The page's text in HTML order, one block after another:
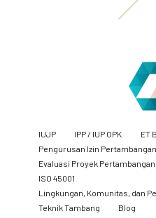
IUJP IPP / IUP OPK ET
Pengurusan Izin Pertambangan
Evaluasi Proyek Pertambangan
ISO 45001
Lingkungan, Komunitas, dan
​Teknik Tambang
Blog